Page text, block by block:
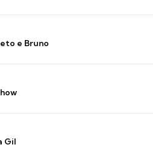
e Bruno
Gil